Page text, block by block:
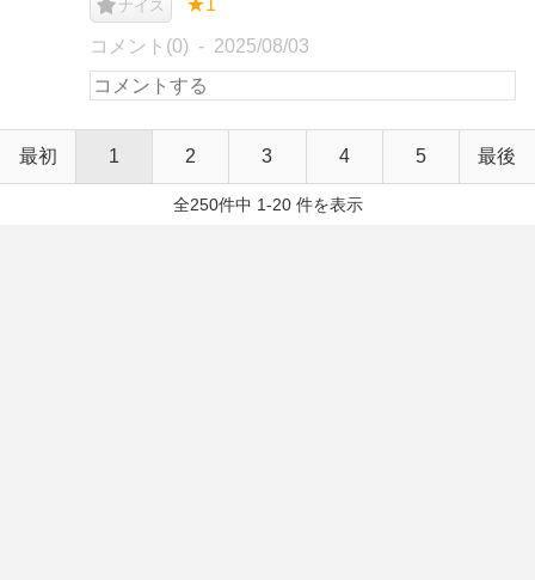
ナイス ★1
コメント(0) 2025/08/03
最初 1 2 3 4 5 最後
全250件中 1-20 件を表示